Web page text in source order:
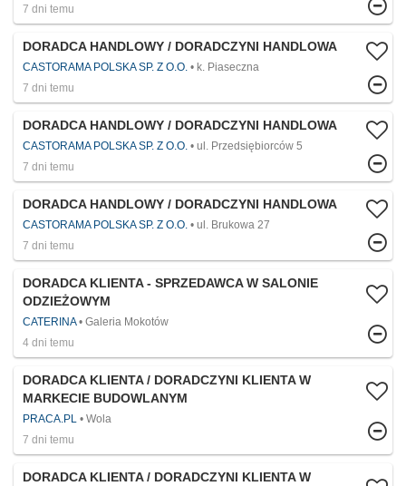
7 dni temu
DORADCA HANDLOWY / DORADCZYNI HANDLOWA
CASTORAMA POLSKA SP. Z O.O.
k. Piaseczna
7 dni temu
DORADCA HANDLOWY / DORADCZYNI HANDLOWA
CASTORAMA POLSKA SP. Z O.O.
ul. Przedsiębiorców 5
7 dni temu
DORADCA HANDLOWY / DORADCZYNI HANDLOWA
CASTORAMA POLSKA SP. Z O.O.
ul. Brukowa 27
7 dni temu
DORADCA KLIENTA - SPRZEDAWCA W SALONIE
ODZIEŻOWYM
CATERINA
Galeria Mokotów
4 dni temu
DORADCA KLIENTA / DORADCZYNI KLIENTA W
MARKECIE BUDOWLANYM
PRACA.PL
Wola
7 dni temu
DORADCA KLIENTA / DORADCZYNI KLIENTA W